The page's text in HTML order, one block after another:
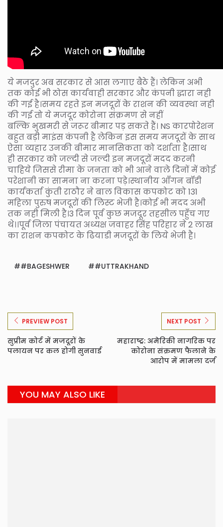
ये मजदुर अब सरकार से आस लगाए बैठे हैं। लेकिन अभी
तक कोई भी ठोस कार्यवाही सरकार और कंपनी द्धारा नही
की गई है।समय रहते इन मजदूरों के राशन की व्यवस्था नही
की गई तो ये मजदूर कोरोना संक्रमण से नहीं
बल्कि भुखमरी से जरूर बीमार पड़ सकते हैं। NS कारपोरेशन
बहुत बड़ी माइंस कंपनी है लेकिन इस समय मजदूरों के साथ
ऐसा व्यहार उनकी बीमार मानसिकता को दर्शाता है।साथ
ही सरकार को जल्दी से जल्दी इन मजदूरों मदद करनी
चाहिये जिससे रीमा के जनता को भी आने वाले दिनों में कोई
परेशानी का सामना ना करना पड़े।स्थानीय आँगन बॉडी
कार्यकर्ता कुंती राठौर ने बाल विकास कपकोट को 131
महिला पुरुष मजदूरों की लिस्ट भेजी है।कोई भी मदद अभी
तक नही मिली है।3 दिन पूर्व कुछ मजदूर तहसील पहुँच गए
थे।।पूर्व जिला पंचायत अध्यक्ष जवाहर सिंह परिहार ने 2 लाख
का राशन कपकोट के ढियाडी मजदूरों के लिये भेजी है।
#BAGESHWER #UTTRAKHAND
PREVIEW POST
सुप्रीम कोर्ट में मजदूरों के
पलायन पर कल होगी सुनवाई
NEXT POST
महाराष्ट्र: अमेरिकी नागरिक पर
कोरोना संक्रमण फैलाने के
आरोप में मामला दर्ज
YOU MAY ALSO LIKE